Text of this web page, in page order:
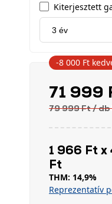
Kiterjesztett
71 999
79 999 Ft/ db
1 966 Ft x
Ft
THM: 14,9%
Reprezentatív
-8 000 Ft